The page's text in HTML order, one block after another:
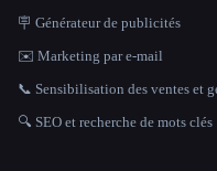
🪧 Générateur de publicités
✉️ Marketing par e-mail
📞 Sensibilisation des ventes et
🔍 SEO et recherche de mots clés